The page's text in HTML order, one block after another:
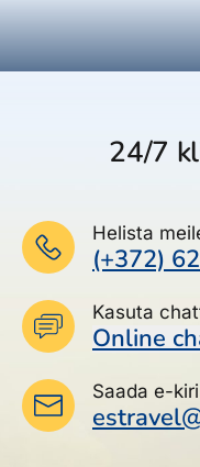
24/7
Helista
(+372)
Kasuta
Online
Saada e-kiri